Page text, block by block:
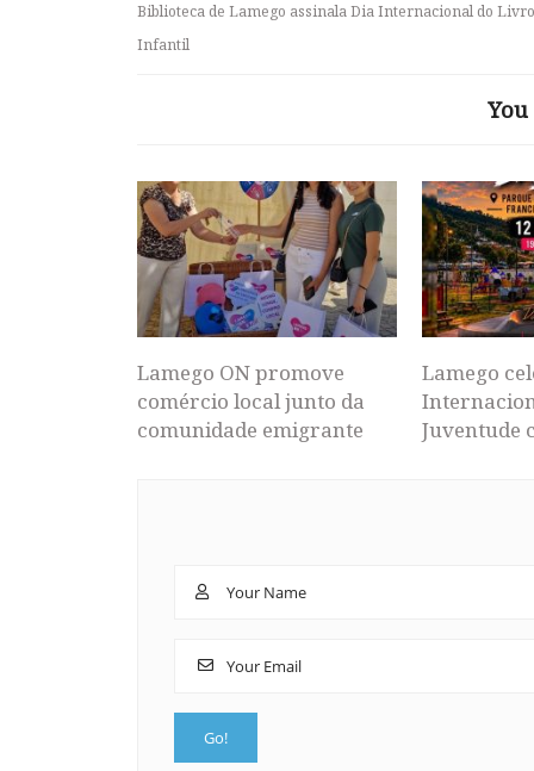
Biblioteca de Lamego assinala Dia Internacional do Livro
Infantil
Lamego ON promove
comércio local junto da
comunidade emigrante
Lamego
Juventude